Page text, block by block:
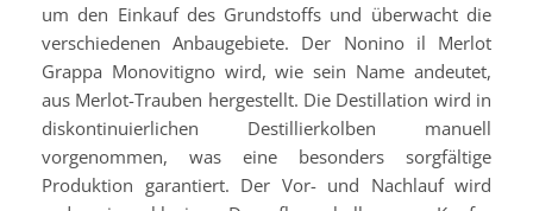
um den Einkauf des Grundstoffs und überwacht die
verschiedenen Anbaugebiete. Der Nonino il Merlot
Grappa Monovitigno wird, wie sein Name andeutet,
aus Merlot-Trauben hergestellt. Die Destillation wird in
diskontinuierlichen Destillierkolben manuell
vorgenommen, was eine besonders sorgfältige
Produktion garantiert. Der Vor- und Nachlauf wird